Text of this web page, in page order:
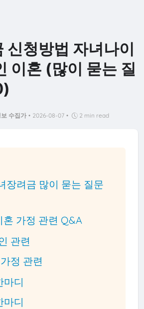
신청방법 자녀나이
이혼 (많이 묻는 질
수집가 • 2026-08-07 • 2 min read
장려금 많이 묻는 질문
혼 가정 관련 Q&A
관련
정 관련
마디
마디